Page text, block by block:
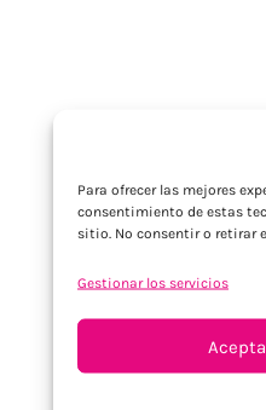
Para ofrecer las mejores
consentimiento de estas
sitio. No consentir o retirar
Gestionar los servicios